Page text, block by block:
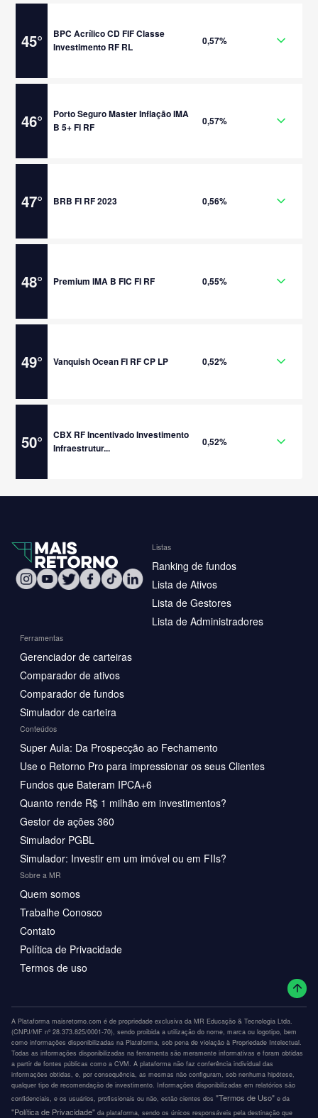
45°
BPC Acrílico CD FIF Classe
Investimento RF RL
0,57%
46°
Porto Seguro Master Inflação IMA
B 5+ FI RF
0,57%
47° BRB FI RF 2023 0,56%
48° Premium IMA B FIC FI RF 0,55%
49° Vanquish Ocean FI RF CP LP 0,52%
50°
CBX RF Incentivado Investimento
Infraestrutur...
0,52%
Listas
Ranking de fundos
Lista de Ativos
Lista de Gestores
Lista de Administradores
Ferramentas
Gerenciador de carteiras
Comparador de ativos
Comparador de fundos
Simulador de carteira
Conteúdos
Super Aula: Da Prospecção ao Fechamento
Use o Retorno Pro para impressionar os seus Clientes
Fundos que Bateram IPCA+6
Quanto rende R$ 1 milhão em investimentos?
Gestor de ações 360
Simulador PGBL
Simulador: Investir em um imóvel ou em FIIs?
Sobre a MR
Quem somos
Trabalhe Conosco
Contato
Política de Privacidade
Termos de uso
A Plataforma maisretorno.com é de propriedade exclusiva da MR Educação & Tecnologia Ltda.
(CNPJ/MF nº 28.373.825/0001-70), sendo proibida a utilização do nome, marca ou logotipo, bem
como informações disponibilizadas na Plataforma, sob pena de violação à Propriedade Intelectual.
Todas as informações disponibilizadas na ferramenta são meramente informativas e foram obtidas
a partir de fontes públicas como a CVM. A plataforma não faz conferência individual das
informações obtidas, e, por consequência, as mesmas não configuram, sob nenhuma hipótese,
qualquer tipo de recomendação de investimento. Informações disponibilizadas em relatórios são
confidenciais, e os usuários, profissionais ou não, estão cientes dos "Termos de Uso" e da
"Política de Privacidade" da plataforma, sendo os únicos responsáveis pela destinação que